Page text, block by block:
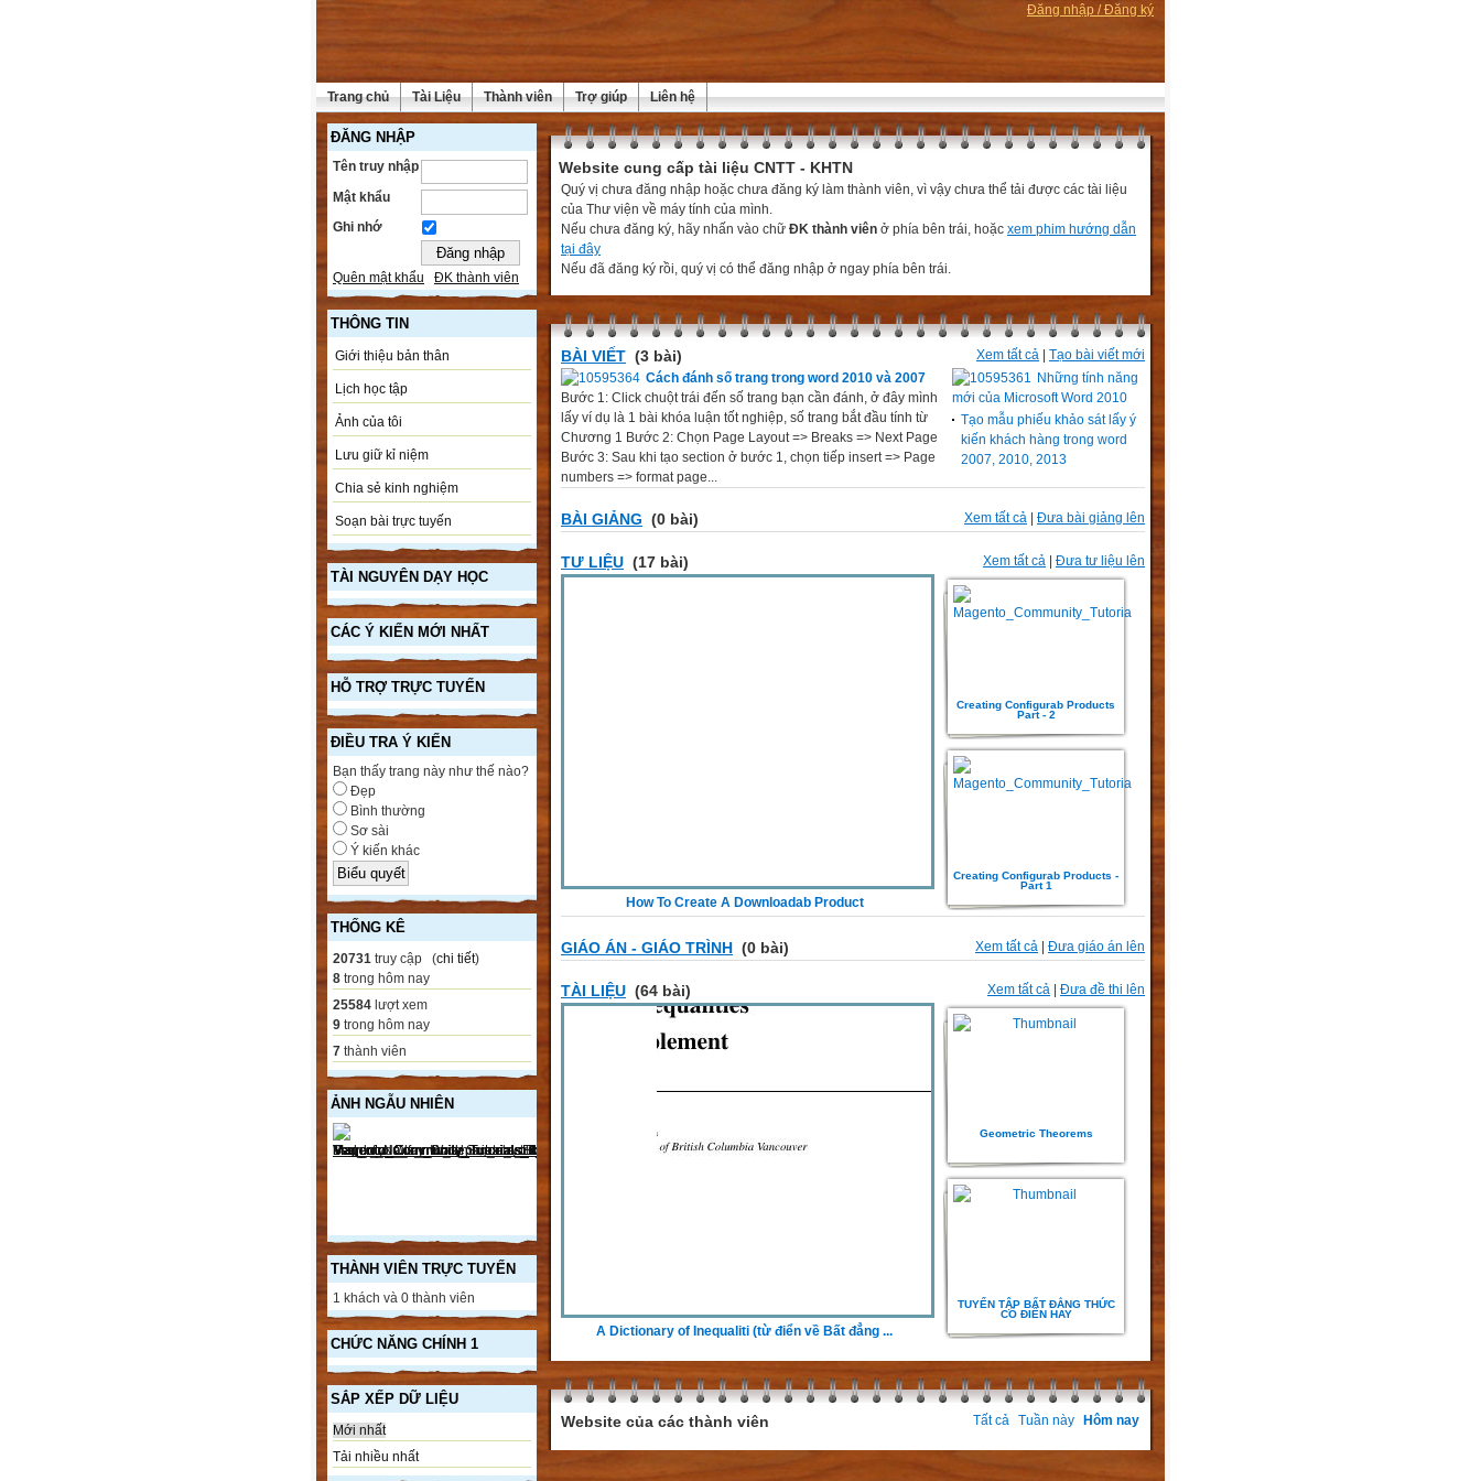
Đăng nhập / Đăng ký
Trang chủ Tài Liệu Thành viên Trợ giúp Liên hệ
ĐĂNG NHẬP
Tên truy nhập
Mật khẩu
Ghi nhớ
Quên mật khẩu ĐK thành viên
THÔNG TIN
Giới thiệu bản thân
Lịch học tập
Ảnh của tôi
Lưu giữ kỉ niệm
Chia sẻ kinh nghiệm
Soạn bài trực tuyến
TÀI NGUYÊN DẠY HỌC
CÁC Ý KIẾN MỚI NHẤT
HỖ TRỢ TRỰC TUYẾN
ĐIỀU TRA Ý KIẾN
Bạn thấy trang này như thế nào?
Đẹp
Bình thường
Sơ sài
Ý kiến khác
THỐNG KÊ
20731 truy cập (chi tiết)
8 trong hôm nay
25584 lượt xem
9 trong hôm nay
7 thành viên
ẢNH NGẪU NHIÊN
THÀNH VIÊN TRỰC TUYẾN
1 khách và 0 thành viên
CHỨC NĂNG CHÍNH 1
SẮP XẾP DỮ LIỆU
Mới nhất
Tải nhiều nhất
Website cung cấp tài liệu CNTT - KHTN
Quý vị chưa đăng nhập hoặc chưa đăng ký làm thành viên, vì vậy chưa thể tải được các tài liệu
của Thư viện về máy tính của mình.
Nếu chưa đăng ký, hãy nhấn vào chữ ĐK thành viên ở phía bên trái, hoặc xem phim hướng dẫn
tại đây
Nếu đã đăng ký rồi, quý vị có thể đăng nhập ở ngay phía bên trái.
Xem tất cả Tạo bài viết mới
BÀI VIẾT (3 bài)
Cách đánh số trang trong word 2010 và 2007
Bước 1: Click chuột trái đến số trang bạn cần đánh, ở đây mình
lấy ví dụ là 1 bài khóa luận tốt nghiệp, số trang bắt đầu tính từ
Chương 1 Bước 2: Chọn Page Layout => Breaks => Next Page
Bước 3: Sau khi tạo section ở bước 1, chọn tiếp insert => Page
numbers => format page...
Những tính năng
mới của Microsoft Word 2010
Tạo mẫu phiếu khảo sát lấy ý
kiến khách hàng trong word
2007, 2010, 2013
Xem tất cả | Đưa bài giảng lên
BÀI GIẢNG (0 bài)
Xem tất cả Đưa tư liệu lên
TƯ LIỆU (17 bài)
How To Create A Downloadab Product
Creating Configurab Products
Part - 2
Creating Configurab Products -
Part 1
Xem tất cả | Đưa giáo án lên
GIÁO ÁN - GIÁO TRÌNH (0 bài)
Xem tất cả Đưa đề thi lên
TÀI LIỆU (64 bài)
1/50
A Dictionary of Inequaliti (từ điển về Bất đẳng ...
Geometric Theorems
TUYỂN TẬP BẤT ĐẲNG THỨC
CỔ ĐIỂN HAY
Tất cả Tuần này Hôm nay
Website của các thành viên